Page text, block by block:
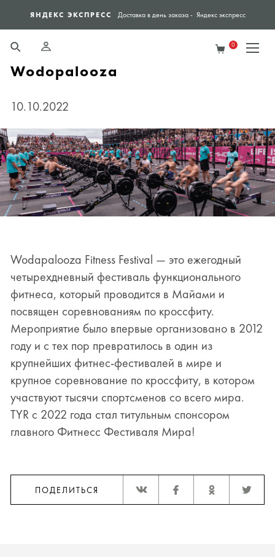
ЯНДЕКС ЭКСПРЕСС Доставка в день заказа - Яндекс экспресс
0
Wodopalooza
10.10.2022
Wodapalooza Fitness Festival — это ежегодный
четырехдневный фестиваль функционального
фитнеса, который проводится в Майами и
посвящен соревнованиям по кроссфиту.
Мероприятие было впервые организовано в 2012
году и с тех пор превратилось в один из
крупнейших фитнес-фестивалей в мире и
крупное соревнование по кроссфиту, в котором
участвуют тысячи спортсменов со всего мира.
TYR с 2022 года стал титульным спонсором
главного Фитнесс Фестиваля Мира!
ПОДЕЛИТЬСЯ